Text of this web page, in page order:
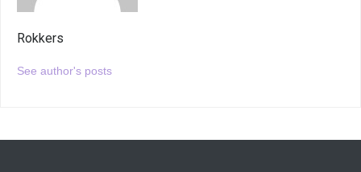
Rokkers
See author's posts